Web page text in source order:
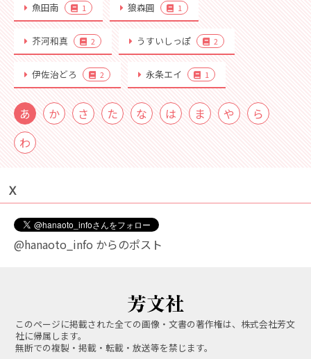
魚田南 1 狼森圓 1
芥河和真 2 うすいしっぽ 2
伊佐治どろ 2 永条エイ 1
あ か さ た な は ま や
ら
わ
Ｘ
@hanaoto_info からのポスト
このページに掲載された全ての画像・文書の著作権は、株式会社芳文
社に帰属します。
無断での複製・掲載・転載・放送等を禁じます。